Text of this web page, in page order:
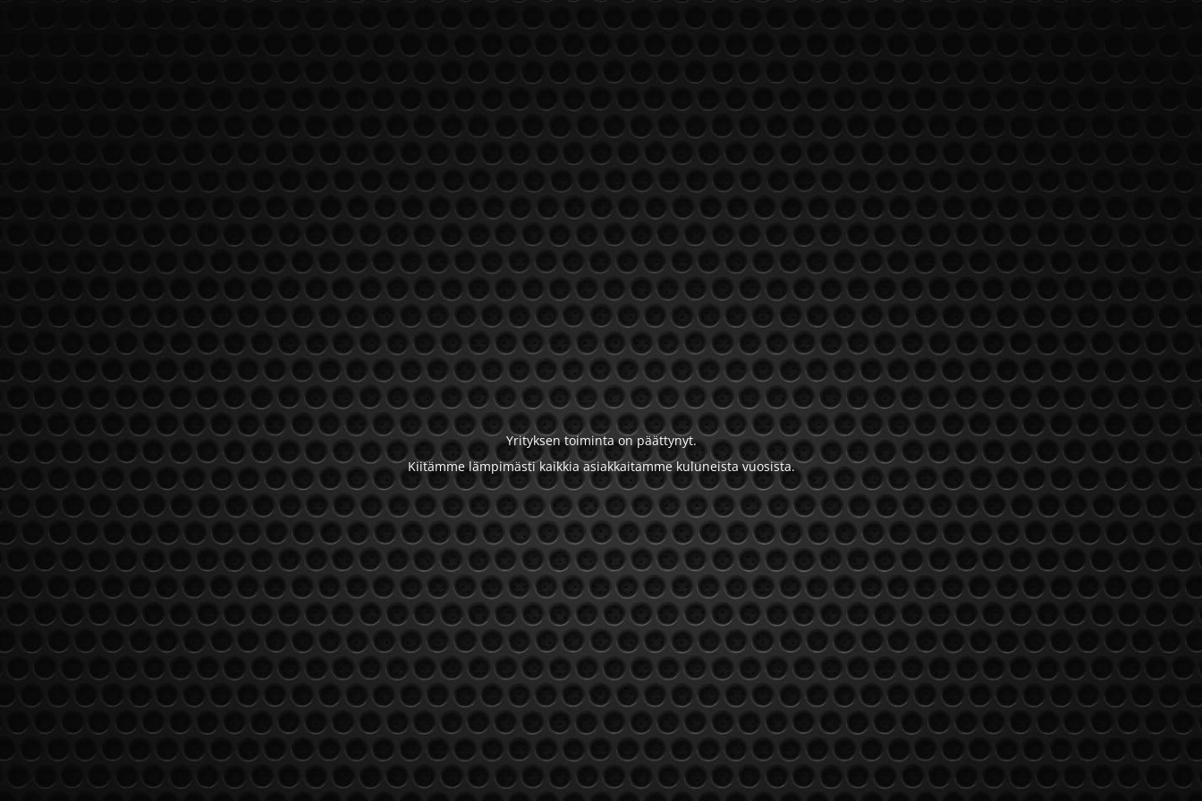
Yrityksen toiminta on päättynyt.
Kiitämme lämpimästi kaikkia asiakkaitamme kuluneista vuosista.